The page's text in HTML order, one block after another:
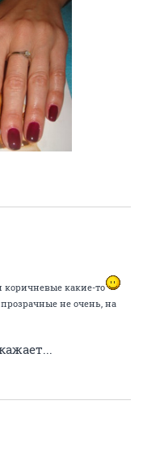
коричневые какие-то
не очень, на